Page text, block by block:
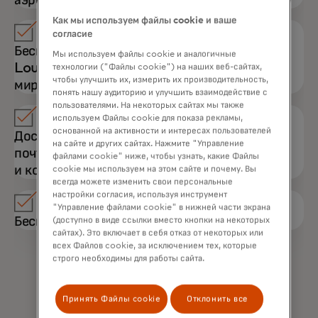
Edition – 10 посещений в год.
Бесплатный доступ в 1100+ бизнес-залов
LoungeKey в 450+ городах в 135+ странах
мира
Доступ к бизнес-услугам — электронной
почте, интернету, телефонам, факсам
и конференц-залам в некоторых локациях
Бесплатные освежающие напитки и снэки
Как мы используем файлы cookie и ваше
согласие
Мы используем файлы cookie и аналогичные
технологии ("Файлы cookie") на наших веб-сайтах,
чтобы улучшить их, измерить их производительность,
понять нашу аудиторию и улучшить взаимодействие с
пользователями. На некоторых сайтах мы также
используем Файлы cookie для показа рекламы,
основанной на активности и интересах пользователей
на сайте и других сайтах. Нажмите "Управление
файлами cookie" ниже, чтобы узнать, какие Файлы
cookie мы используем на этом сайте и почему. Вы
всегда можете изменить свои персональные
настройки согласия, используя инструмент
"Управление файлами cookie" в нижней части экрана
(доступно в виде ссылки вместо кнопки на некоторых
сайтах). Это включает в себя отказ от некоторых или
всех Файлов cookie, за исключением тех, которые
строго необходимы для работы сайта.
Принять Файлы cookie Отклонить все